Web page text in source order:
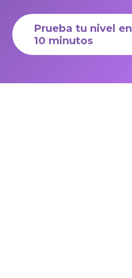
Prueba tu nivel en
10 minutos